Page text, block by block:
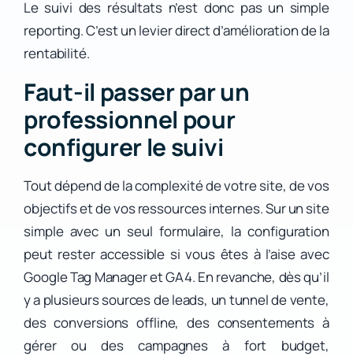
Le suivi des résultats n’est donc pas un simple
reporting. C’est un levier direct d’amélioration de la
rentabilité.
Faut-il passer par un
professionnel pour
configurer le suivi
Tout dépend de la complexité de votre site, de vos
objectifs et de vos ressources internes. Sur un site
simple avec un seul formulaire, la configuration
peut rester accessible si vous êtes à l’aise avec
Google Tag Manager et GA4. En revanche, dès qu’il
y a plusieurs sources de leads, un tunnel de vente,
des conversions offline, des consentements à
gérer ou des campagnes à fort budget,